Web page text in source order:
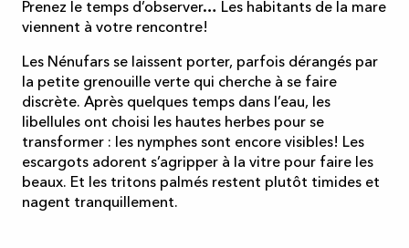
Prenez le temps d’observer… Les habitants de la mare
viennent à votre rencontre!
Les Nénufars se laissent porter, parfois dérangés par
la petite grenouille verte qui cherche à se faire
discrète. Après quelques temps dans l’eau, les
libellules ont choisi les hautes herbes pour se
transformer : les nymphes sont encore visibles! Les
escargots adorent s’agripper à la vitre pour faire les
beaux. Et les tritons palmés restent plutôt timides et
nagent tranquillement.